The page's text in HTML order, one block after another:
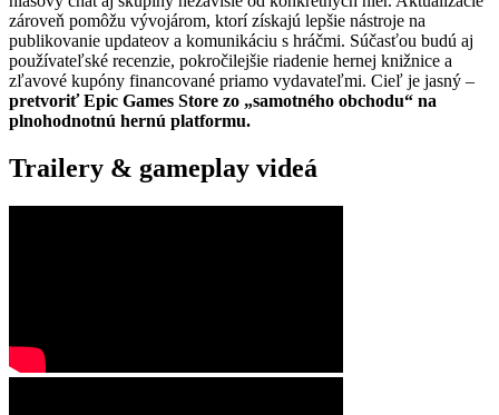
zároveň pomôžu vývojárom, ktorí získajú lepšie nástroje na
publikovanie updateov a komunikáciu s hráčmi. Súčasťou budú aj
používateľské recenzie, pokročilejšie riadenie hernej knižnice a
zľavové kupóny financované priamo vydavateľmi. Cieľ je jasný –
pretvoriť Epic Games Store zo „samotného obchodu“ na
plnohodnotnú hernú platformu.
Trailery & gameplay videá